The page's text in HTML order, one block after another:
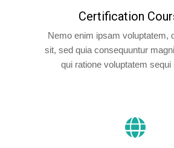
Certification
Nemo enim ipsam voluptatem,
sit, sed quia consequuntur
qui ratione voluptatem sequi